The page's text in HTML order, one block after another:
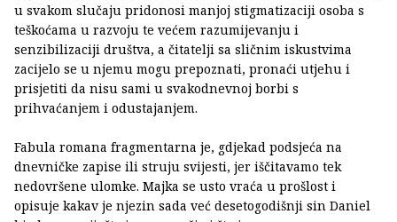
u svakom slučaju pridonosi manjoj stigmatizaciji osoba s
teškoćama u razvoju te većem razumijevanju i
senzibilizaciji društva, a čitatelji sa sličnim iskustvima
zacijelo se u njemu mogu prepoznati, pronaći utjehu i
prisjetiti da nisu sami u svakodnevnoj borbi s
prihvaćanjem i odustajanjem.
Fabula romana fragmentarna je, gdjekad podsjeća na
dnevničke zapise ili struju svijesti, jer iščitavamo tek
nedovršene ulomke. Majka se usto vraća u prošlost i
opisuje kakav je njezin sada već desetogodišnji sin Daniel